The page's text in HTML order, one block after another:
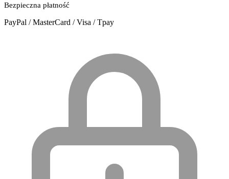
Bezpieczna płatność
PayPal / MasterCard / Visa / Tpay